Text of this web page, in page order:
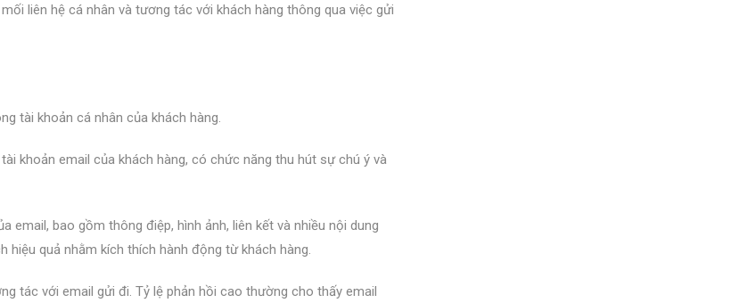
liên hệ cá nhân và tương tác với khách hàng thông qua việc gửi
tài khoản cá nhân của khách hàng.
khoản email của khách hàng, có chức năng thu hút sự chú ý và
email, bao gồm thông điệp, hình ảnh, liên kết và nhiều nội dung
quả nhằm kích thích hành động từ khách hàng.
tác với email gửi đi. Tỷ lệ phản hồi cao thường cho thấy email